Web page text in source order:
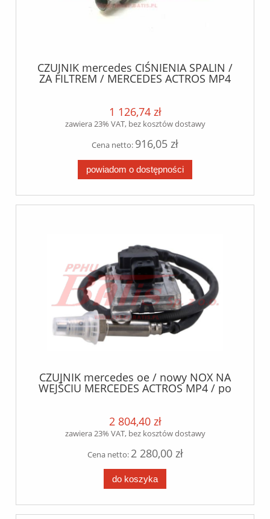
CZUJNIK mercedes CIŚNIENIA SPALIN /
ZA FILTREM / MERCEDES ACTROS MP4
1 126,74 zł
zawiera 23% VAT, bez kosztów dostawy
Cena netto: 916,05 zł
powiadom o dostępności
CZUJNIK mercedes oe / nowy NOX NA
WEJŚCIU MERCEDES ACTROS MP4 / po
roku 2016 / przed katalizatorem / /
podlega zwrotowi , tylko reklamacja /
2 804,40 zł
zawiera 23% VAT, bez kosztów dostawy
Cena netto: 2 280,00 zł
do koszyka